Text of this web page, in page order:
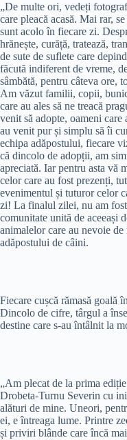
„De multe ori, vedeți
care pleacă acasă. Mai rar,
sunt acolo în fiecare zi.
hrănește, curăță, tratează,
de sute de suflete care
făcută indiferent de vreme,
sâmbătă, pentru câteva ore,
Am văzut familii, copii,
care au ales să ne treacă
venit să adopte, oameni care
au venit pur și simplu să îi
echipa adăpostului, fiecare
că dincolo de adopții, am
apreciată. Iar pentru asta
celor care au fost prezenți,
evenimentul și tuturor celor
zi! La finalul zilei, nu am
comunitate unită de aceeași
animalelor care au nevoie
adăpostului de câini.
Fiecare cușcă rămasă goală
Dincolo de cifre, târgul a
destine care s-au întâlnit la
„Am plecat de la prima
Drobeta-Turnu Severin cu
alături de mine. Uneori,
ei, e întreaga lume. Printre
și priviri blânde care încă